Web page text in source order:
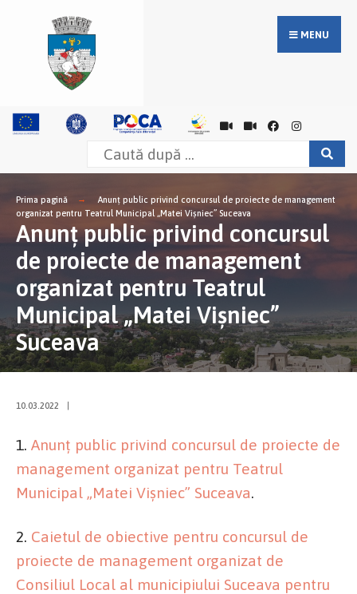
MENU
Prima pagină
Anunț public privind concursul de proiecte de management
organizat pentru Teatrul Municipal „Matei Vişniec” Suceava
Anunț public privind concursul
de proiecte de management
organizat pentru Teatrul
Municipal „Matei Vişniec”
Suceava
10.03.2022
1. Anunț public privind concursul de proiecte de
management organizat pentru Teatrul
Municipal „Matei Vişniec” Suceava.
2. Caietul de obiective pentru concursul de
proiecte de management organizat de
Consiliul Local al municipiului Suceava pentru